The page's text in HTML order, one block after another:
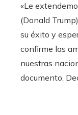
«Le
(Donald
su éxito y
confirme las
nuestras
documento.